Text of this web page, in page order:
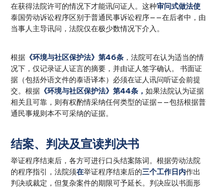
在获得法院许可的情况下才能讯问证人。这种审问式做法使
泰国劳动诉讼程序区别于普通民事诉讼程序——在后者中，由
当事人主导讯问，法院仅在极少数情况下介入。
根据 《环境与社区保护法》第46条 ，法院可在认为适当的情
况下，仅记录证人证言的摘要，并由证人签字确认。 书面证
据（包括外语文件的泰语译本）必须在证人讯问听证会前提
交。根据 《环境与社区保护法》第44条，如果法院认为证据
相关且可靠，则有权酌情采纳任何类型的证据——包括根据普
通民事规则本不可采纳的证据。
结案、判决及宣读判决书
举证程序结束后，各方可进行口头结案陈词。根据劳动法院
的程序指引，法院须在举证程序结束后的三个工作日内作出
判决或裁定，但复杂案件的期限可予延长。判决应以书面形